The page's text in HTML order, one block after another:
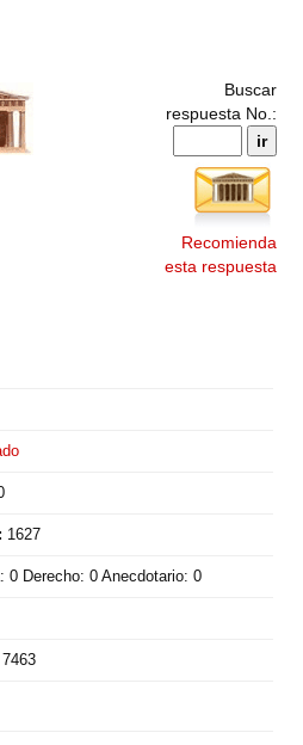
Buscar
respuesta No.:
Recomienda
esta respuesta
1627
0 Derecho: 0 Anecdotario: 0
7463